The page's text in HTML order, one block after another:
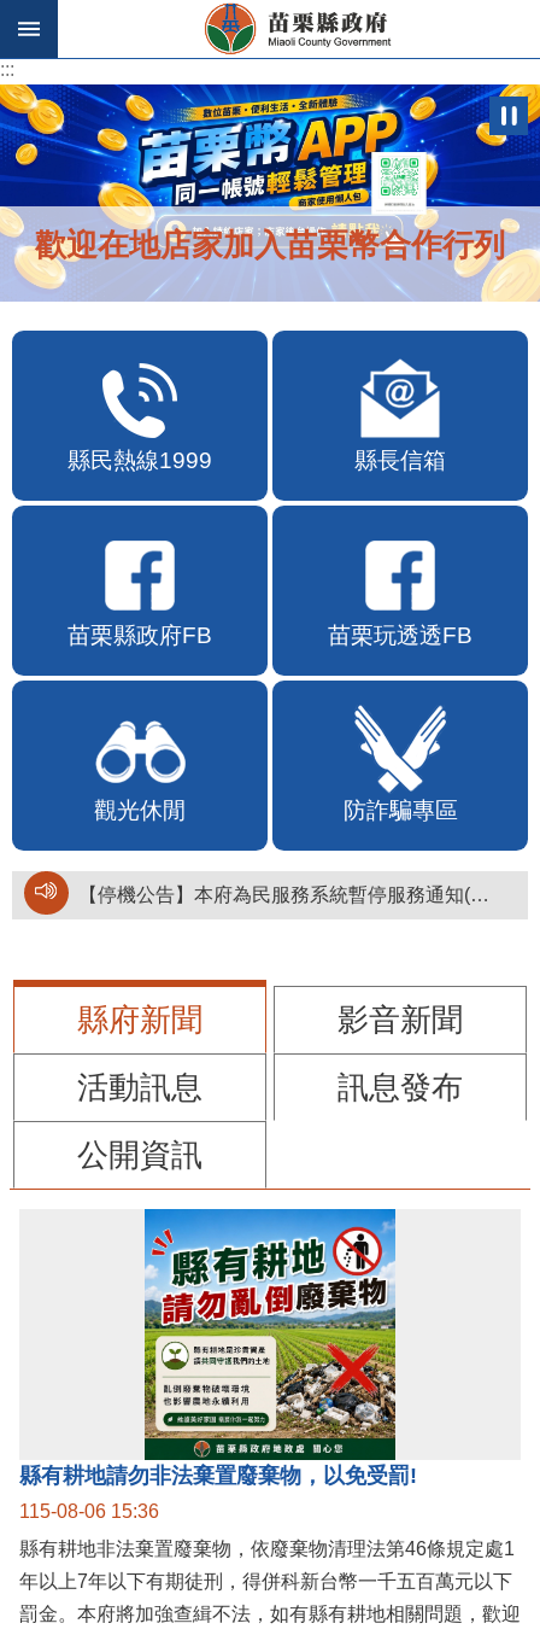
跳到主要內容區塊
:::
:::
歡迎在地店家加入苗栗幣合作行列
縣民熱線1999 縣長信箱
苗栗縣政府FB 苗栗玩透透FB
觀光休閒 防詐騙專區
【停機公告】本府為民服務系統暫停服務通知(停止服務時間：115年8月6日17時至19時)
縣府新聞
影音新聞
活動訊息
訊息發布
公開資訊
縣有耕地請勿非法棄置廢棄物，以免受罰!
115-08-06 15:36
縣有耕地非法棄置廢棄物，依廢棄物清理法第46條規定處1
年以上7年以下有期徒刑，得併科新台幣一千五百萬元以下
罰金。本府將加強查緝不法，如有縣有耕地相關問題，歡迎